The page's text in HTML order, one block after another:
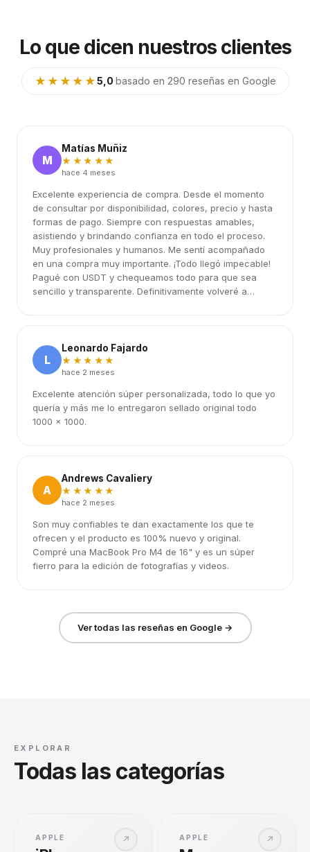
Lo que dicen nuestros clientes
★★★★★5,0·basado en 290 reseñas en Google
M
Matías Muñiz
★★★★★
hace 4 meses
Excelente experiencia de compra. Desde el momento
de consultar por disponibilidad, colores, precio y hasta
formas de pago. Siempre con respuestas amables,
asistiendo y brindando confianza en todo el proceso.
Muy profesionales y humanos. Me sentí acompañado
en una compra muy importante. ¡Todo llegó impecable!
Pagué con USDT y chequeamos todo para que sea
sencillo y transparente. Definitivamente volveré a
L
Leonardo Fajardo
★★★★★
hace 2 meses
Excelente atención súper personalizada, todo lo que yo
quería y más me lo entregaron sellado original todo
1000 x 1000.
A
Andrews Cavaliery
★★★★★
hace 2 meses
Son muy confiables te dan exactamente los que te
ofrecen y el producto es 100% nuevo y original.
Compré una MacBook Pro M4 de 16" y es un súper
fierro para la edición de fotografías y videos.
Ver todas las reseñas en Google →
EXPLORAR
Todas las categorías
↗
APPLE ↗
APPLE